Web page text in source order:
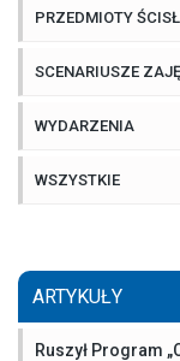
PRZEDMIOTY
SCENARIUSZE
WYDARZENIA
WSZYSTKIE
ARTYKUŁY
Ruszył Program